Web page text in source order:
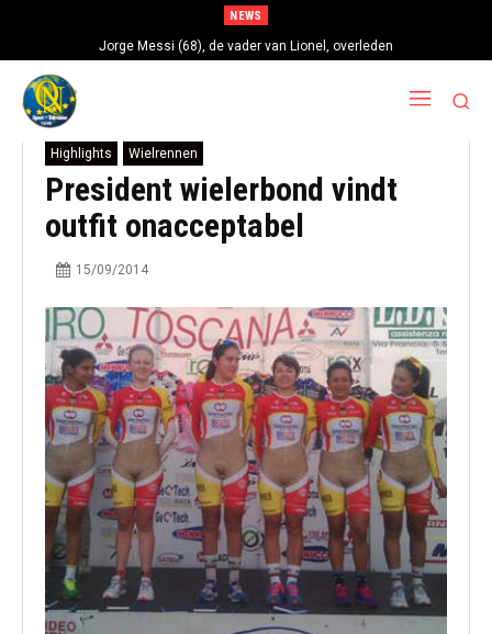
NEWS
Jorge Messi (68), de vader van Lionel, overleden
Highlights Wielrennen
President wielerbond vindt
outfit onacceptabel
15/09/2014